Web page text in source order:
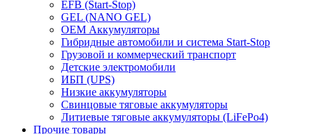
EFB (Start-Stop)
GEL (NANO GEL)
OEM Аккумуляторы
Гибридные автомобили и система Start-Stop
Грузовой и коммерческий транспорт
Детские электромобили
ИБП (UPS)
Низкие аккумуляторы
Свинцовые тяговые аккумуляторы
Литиевые тяговые аккумуляторы (LiFePo4)
Прочие товары